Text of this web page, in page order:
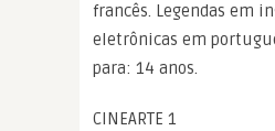
francês. Legendas em
eletrônicas em
para: 14 anos.
CINEARTE 1